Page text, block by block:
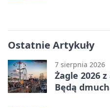
Ostatnie Artykuły
7 sierpnia 2026
Żagle 2026
Będą